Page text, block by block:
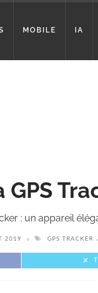
MOBILE IA
GPS
: un appareil
2019 GPS TRACKER